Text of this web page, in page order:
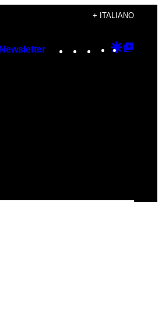
+ ITALIANO
Newsletter Instagram
TikTok
YouTube
Google